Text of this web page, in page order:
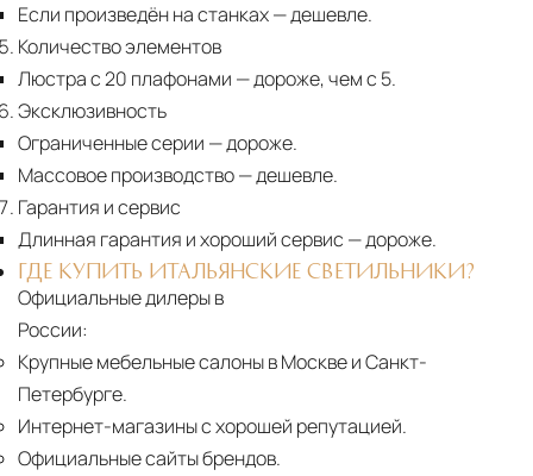
Если произведён на станках— дешевле.
Количество элементов
Люстра с 20 плафонами — дороже, чем с 5.
Эксклюзивность
Ограниченные серии — дороже.
Массовое производство— дешевле.
Гарантия и сервис
Длинная гарантия и хороший сервис — дороже.
ГДЕ КУПИТЬ ИТАЛЬЯНСКИЕ СВЕТИЛЬНИКИ?
Официальные дилеры в
России:
Крупные мебельные салоны в Москве и Санкт-
Петербурге.
Интернет-магазины с хорошей репутацией.
Официальные сайты брендов.